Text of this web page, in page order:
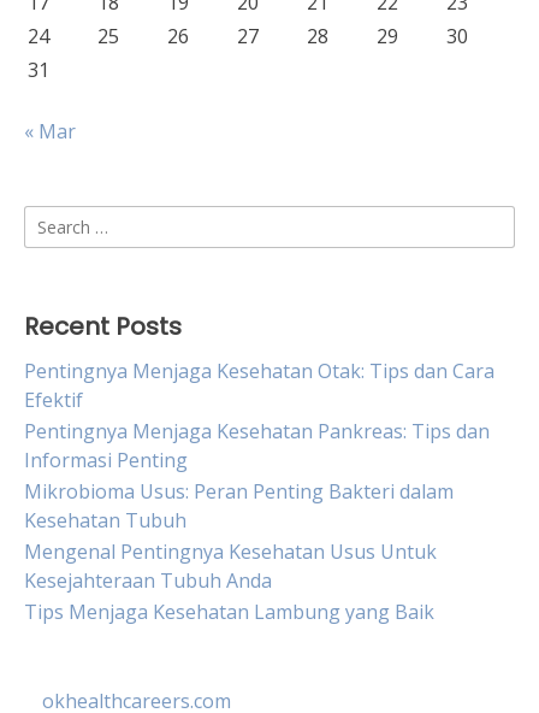
24
25 26 27 28 29
30
31
« Mar
Search
for:
Recent Posts
Pentingnya Menjaga Kesehatan Otak: Tips dan Cara
Efektif
Pentingnya Menjaga Kesehatan Pankreas: Tips dan
Informasi Penting
Mikrobioma Usus: Peran Penting Bakteri dalam
Kesehatan Tubuh
Mengenal Pentingnya Kesehatan Usus Untuk
Kesejahteraan Tubuh Anda
Tips Menjaga Kesehatan Lambung yang Baik
okhealthcareers.com